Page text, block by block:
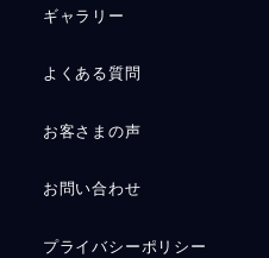
ギャラリー
よくある質問
お客さまの声
お問い合わせ
プライバシーポリシー